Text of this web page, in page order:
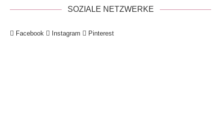
SOZIALE NETZWERKE
Facebook Instagram Pinterest